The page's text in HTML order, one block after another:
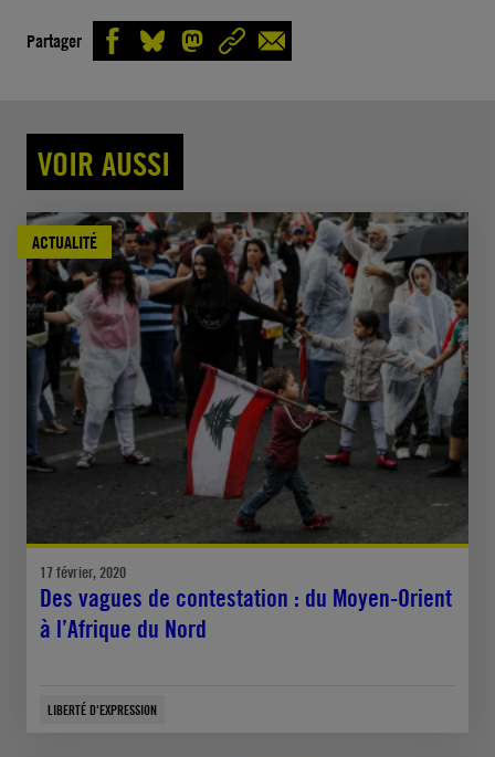
Partager
VOIR AUSSI
ACTUALITÉ
17 février, 2020
Des vagues de contestation : du Moyen-Orient
à l’Afrique du Nord
LIBERTÉ D'EXPRESSION